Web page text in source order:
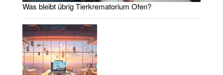
Was bleibt übrig Tierkrematorium Ofen?